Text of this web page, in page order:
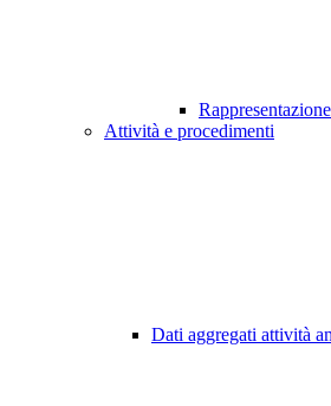
Attività e procedimenti
Dati aggregati attività